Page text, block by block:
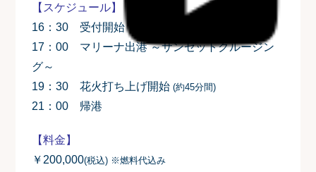
【スケジュール】
16：30 受付開始
17：00 マリーナ出港 ～サンセットクルージン
グ～
19：30 花火打ち上げ開始 (約45分間)
21：00 帰港
【料金】
￥200,000(税込) ※燃料代込み